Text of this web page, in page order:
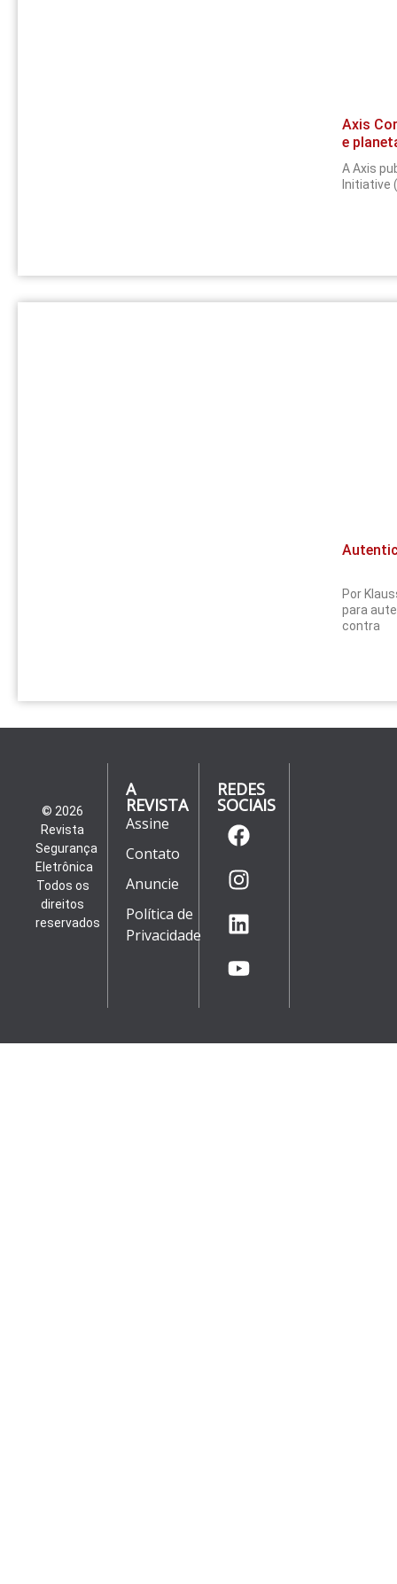
Axis
e
A Axis
Initiative
Por
para
contra
© 2026
Revista
Segurança
Eletrônica
Todos os
direitos
reservados
A
REVISTA
Assine
Contato
Anuncie
Política de
Privacidade
REDES
SOCIAIS